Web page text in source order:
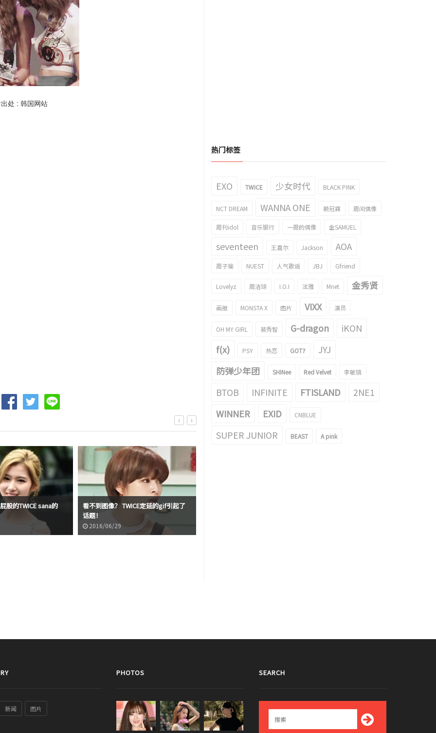
处 : 韩国网站
股的TWICE sana的
看不到图像？ TWICE定延的gif引起了
话题！
2016/06/29
热门标签
EXO TWICE 少女时代 BLACK PINK
NCT DREAM WANNA ONE 赖冠霖 周间偶像
周刊idol 音乐银行 一周的偶像 金SAMUEL
seventeen 王嘉尔 Jackson AOA
周子瑜 NUEST 人气歌谣 JBJ Gfriend
Lovelyz 周洁琼 I.O.I 泫雅 Mnet 金秀贤
画报 MONSTA X 图片 VIXX 演员
OH MY GIRL 裴秀智 G-dragon
iKON
f(x)
PSY 热恋 GOT7
JYJ
防弹少年团
SHINee Red Velvet 李敏镐
BTOB INFINITE FTISLAND
2NE1
WINNER
EXID CNBLUE
SUPER JUNIOR BEAST A pink
新闻 图片
PHOTOS SEARCH